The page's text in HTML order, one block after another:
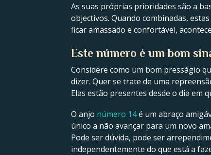
As suas próprias prioridades são a
objectivos. Quando combinadas,
ficar amassado e confortável,
Este número é um bom
Considere como um bom presságio
dizer. Quer se trate de uma
Elas estão presentes desde o dia em
O anjo número 14é um abraço
único a não avançar para um novo
Pode ser dúvida, pode ser
independentemente do que está a